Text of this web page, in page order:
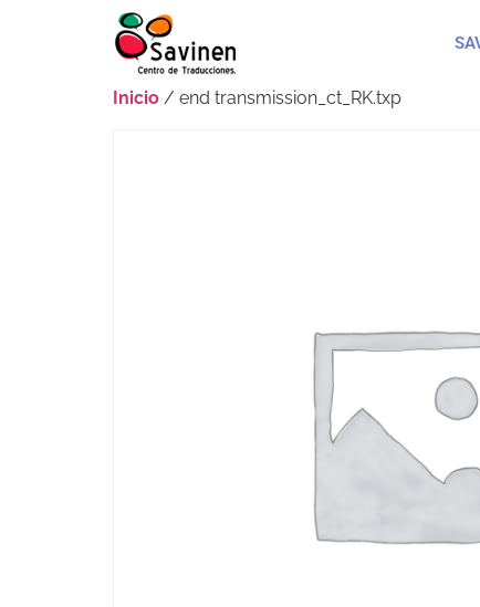
Inicio / end transmission_ct_RK.txp